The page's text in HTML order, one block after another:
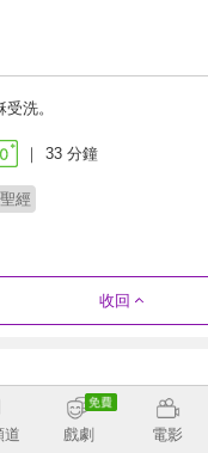
洗。
33 分鐘
聖經
收回
道 戲劇 電影